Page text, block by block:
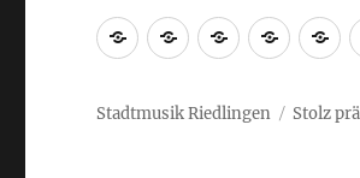
StartseiteGeschichte
Vorstand
Stadtmusik Riedlingen Stolz